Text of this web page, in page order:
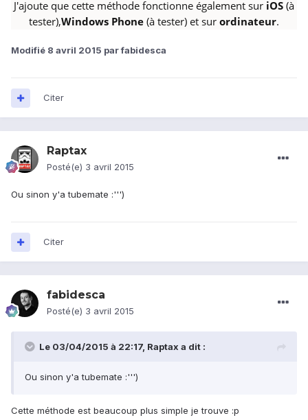
J'ajoute que cette méthode fonctionne également sur iOS (à
tester),Windows Phone (à tester) et sur ordinateur.
Modifié 8 avril 2015 par fabidesca
Citer
Raptax
Posté(e) 3 avril 2015
Ou sinon y'a tubemate :''')
Citer
fabidesca
Posté(e) 3 avril 2015
Le 03/04/2015 à 22:17, Raptax a dit :
Ou sinon y'a tubemate :''')
Cette méthode est beaucoup plus simple je trouve :p